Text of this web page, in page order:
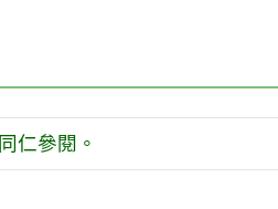
仁參閱。